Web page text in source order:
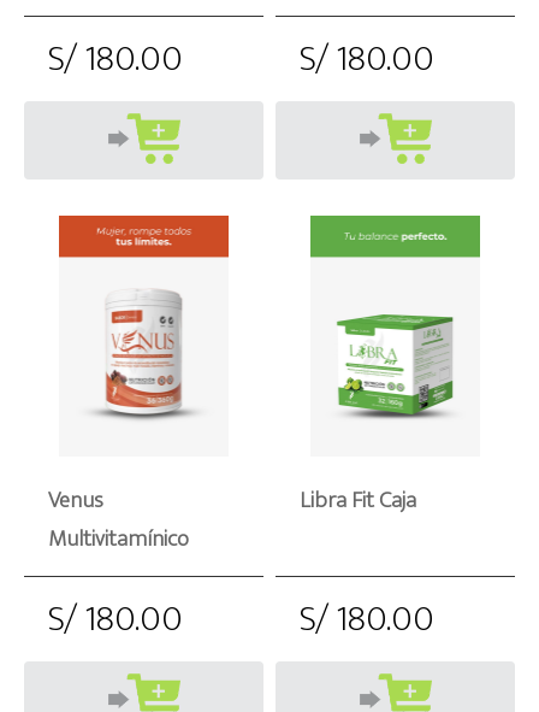
S/ 180.00 S/ 180.00
Venus
Multivitamínico
S/ 180.00
Libra Fit Caja
S/ 180.00